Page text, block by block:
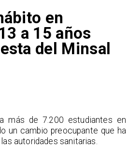
en
a 15 años
del Minsal
más de 7.200 estudiantes en
un cambio preocupante que ha
autoridades sanitarias.